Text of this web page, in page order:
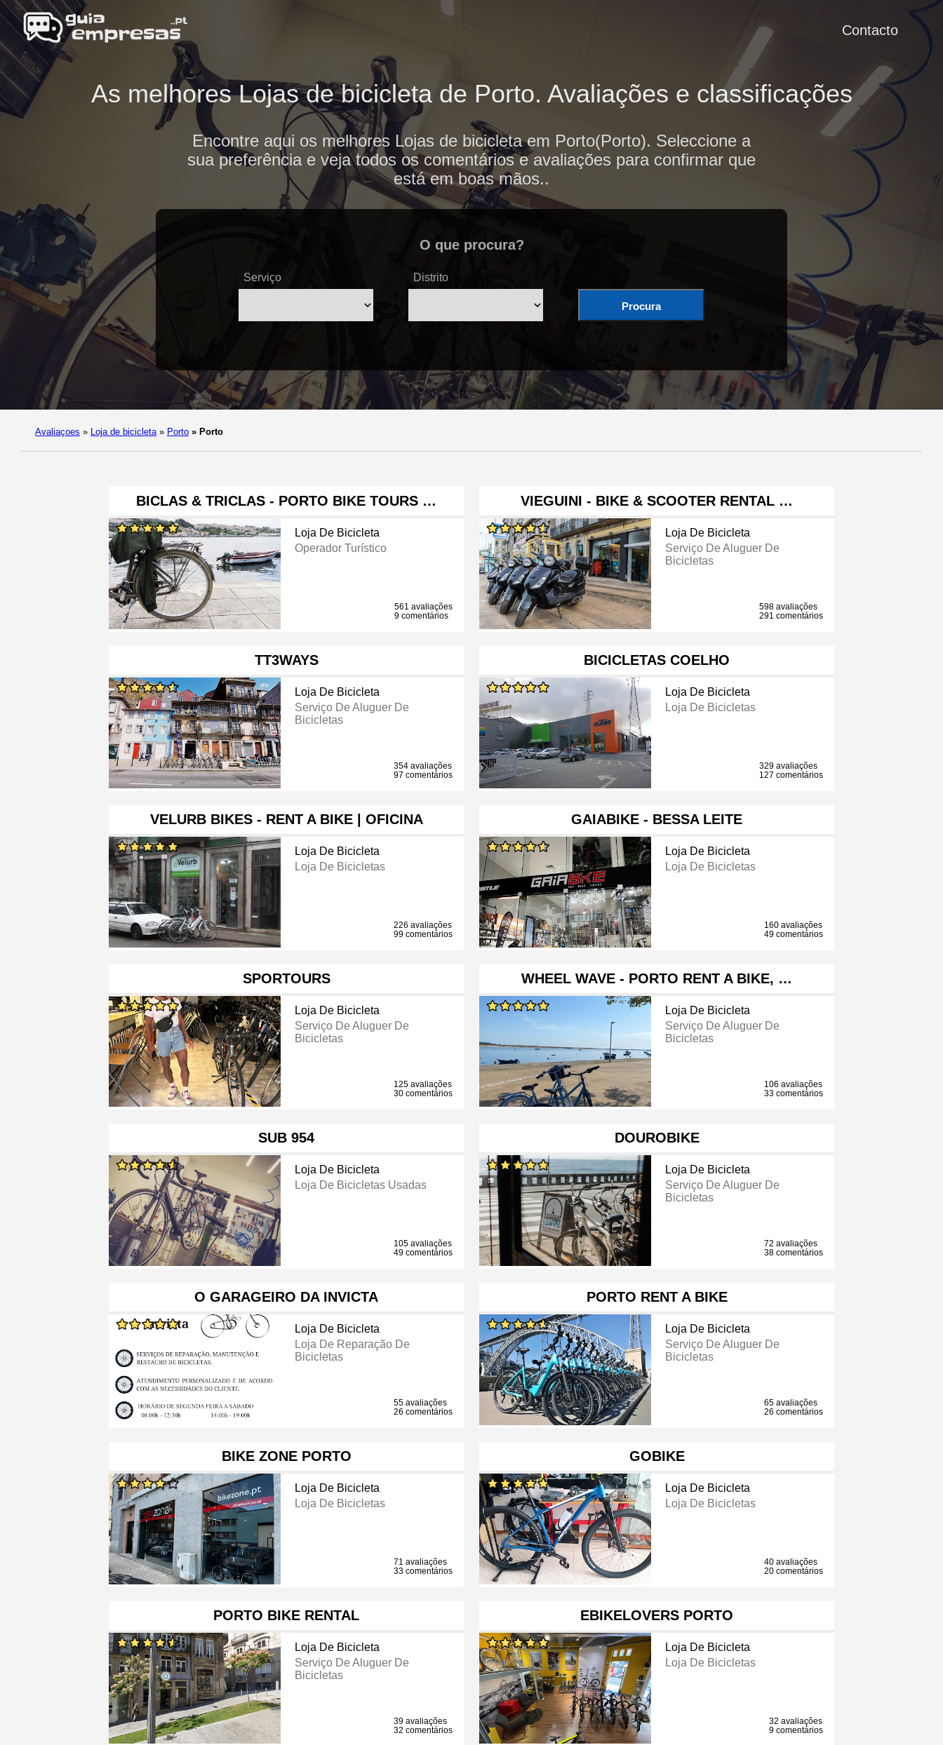
Contacto
As melhores Lojas de bicicleta de Porto. Avaliações e classificações
Encontre aqui os melhores Lojas de bicicleta em Porto(Porto). Seleccione a
sua preferência e veja todos os comentários e avaliações para confirmar que
está em boas mãos..
O que procura?
Serviço Distrito
Procura
Avaliaçoes » Loja de bicicleta » Porto » Porto
BICLAS & TRICLAS - PORTO BIKE TOURS …
Loja De Bicicleta
Operador Turístico
561 avaliações
9 comentários
VIEGUINI - BIKE & SCOOTER RENTAL …
Loja De Bicicleta
Serviço De Aluguer De
Bicicletas
598 avaliações
291 comentários
TT3WAYS
Loja De Bicicleta
Serviço De Aluguer De
Bicicletas
354 avaliações
97 comentários
BICICLETAS COELHO
Loja De Bicicleta
Loja De Bicicletas
329 avaliações
127 comentários
VELURB BIKES - RENT A BIKE | OFICINA
Loja De Bicicleta
Loja De Bicicletas
226 avaliações
99 comentários
GAIABIKE - BESSA LEITE
Loja De Bicicleta
Loja De Bicicletas
160 avaliações
49 comentários
SPORTOURS
Loja De Bicicleta
Serviço De Aluguer De
Bicicletas
125 avaliações
30 comentários
WHEEL WAVE - PORTO RENT A BIKE, …
Loja De Bicicleta
Serviço De Aluguer De
Bicicletas
106 avaliações
33 comentários
SUB 954
Loja De Bicicleta
Loja De Bicicletas Usadas
105 avaliações
49 comentários
DOUROBIKE
Loja De Bicicleta
Serviço De Aluguer De
Bicicletas
72 avaliações
38 comentários
O GARAGEIRO DA INVICTA
Loja De Bicicleta
Loja De Reparação De
Bicicletas
55 avaliações
26 comentários
PORTO RENT A BIKE
Loja De Bicicleta
Serviço De Aluguer De
Bicicletas
65 avaliações
26 comentários
BIKE ZONE PORTO
Loja De Bicicleta
Loja De Bicicletas
71 avaliações
33 comentários
GOBIKE
Loja De Bicicleta
Loja De Bicicletas
40 avaliações
20 comentários
PORTO BIKE RENTAL
Loja De Bicicleta
Serviço De Aluguer De
Bicicletas
39 avaliações
32 comentários
EBIKELOVERS PORTO
Loja De Bicicleta
Loja De Bicicletas
32 avaliações
9 comentários